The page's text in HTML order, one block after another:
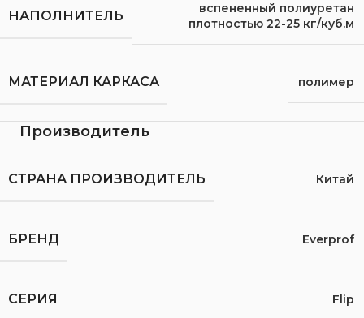
НАПОЛНИТЕЛЬ
вспененный полиуретан
плотностью 22-25 кг/куб.м
МАТЕРИАЛ КАРКАСА полимер
Производитель
СТРАНА ПРОИЗВОДИТЕЛЬ Китай
БРЕНД Everprof
СЕРИЯ Flip